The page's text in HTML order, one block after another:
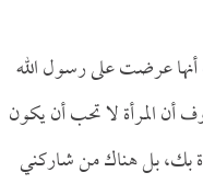
أنها عرضت على رسول الله
أن المرأة لا تحب أن يكون
بك، بل هناك من شاركني